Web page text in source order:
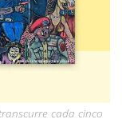
cada cinco